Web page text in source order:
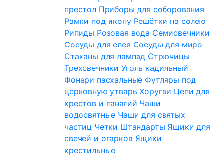
престол Приборы для соборования
Рамки под икону Решётки на солею
Рипиды Розовая вода Семисвечники
Сосуды для елея Сосуды для миро
Стаканы для лампад Стрючицы
Трехсвечники Уголь кадильный
Фонари пасхальные Футляры под
церковную утварь Хоругви Цепи для
крестов и панагий Чаши
водосвятные Чаши для святых
частиц Четки Штандарты Ящики для
свечей и огарков Ящики
крестильные